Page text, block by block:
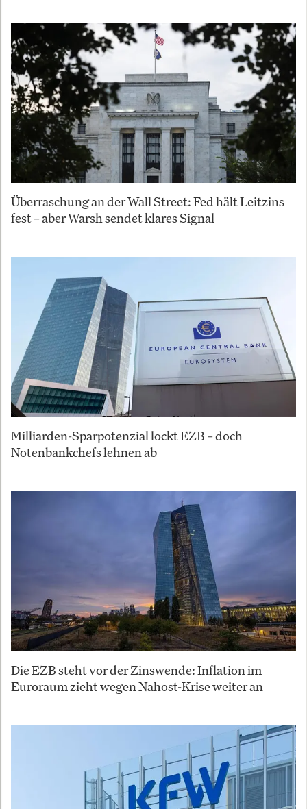
Überraschung an der Wall Street: Fed hält Leitzins
fest – aber Warsh sendet klares Signal
Milliarden-Sparpotenzial lockt EZB – doch
Notenbankchefs lehnen ab
Die EZB steht vor der Zinswende: Inflation im
Euroraum zieht wegen Nahost-Krise weiter an